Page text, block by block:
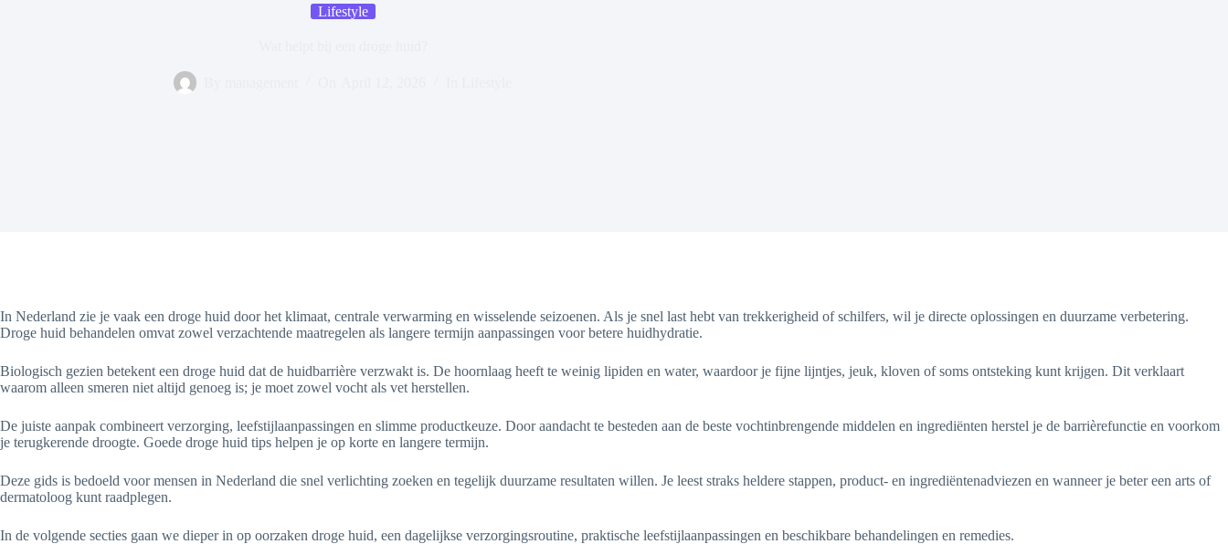
Lifestyle
In Nederland zie je vaak een droge huid door het klimaat, centrale verwarming en wisselende seizoenen. Als je snel last hebt van trekkerigheid of schilfers, wil je directe oplossingen en duurzame verbetering.
Droge huid behandelen omvat zowel verzachtende maatregelen als langere termijn aanpassingen voor betere huidhydratie.
Biologisch gezien betekent een droge huid dat de huidbarrière verzwakt is. De hoornlaag heeft te weinig lipiden en water, waardoor je fijne lijntjes, jeuk, kloven of soms ontsteking kunt krijgen. Dit verklaart
waarom alleen smeren niet altijd genoeg is; je moet zowel vocht als vet herstellen.
De juiste aanpak combineert verzorging, leefstijlaanpassingen en slimme productkeuze. Door aandacht te besteden aan de beste vochtinbrengende middelen en ingrediënten herstel je de barrièrefunctie en voorkom
je terugkerende droogte. Goede droge huid tips helpen je op korte en langere termijn.
Deze gids is bedoeld voor mensen in Nederland die snel verlichting zoeken en tegelijk duurzame resultaten willen. Je leest straks heldere stappen, product- en ingrediëntenadviezen en wanneer je beter een arts of
dermatoloog kunt raadplegen.
In de volgende secties gaan we dieper in op oorzaken droge huid, een dagelijkse verzorgingsroutine, praktische leefstijlaanpassingen en beschikbare behandelingen en remedies.